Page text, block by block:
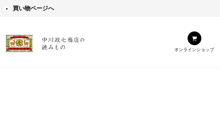
買い物ページへ
オンラインショップ